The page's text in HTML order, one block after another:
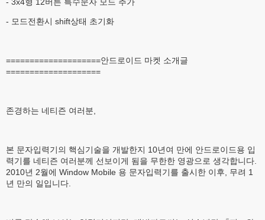
- 모드전환시 shift상태 초기화
====================안드로이드 마켓 소개글
====================
존경하는 네티즌 여러분,
본 문자입력기의 핵심기술을 개발한지 10년여 만에 안드로이드용 입
력기를 네티즌 여러분께 선보이게 됨을 무한한 영광으로 생각합니다.
2010년 2월에 Window Mobile 용 문자입력기를 출시한 이후, 무려 1
년 만의 일입니다.